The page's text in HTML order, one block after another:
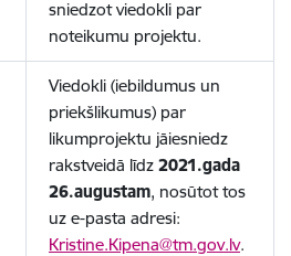
sniedzot viedokli par
noteikumu projektu.
Viedokli (iebildumus un
priekšlikumus) par
likumprojektu jāiesniedz
rakstveidā līdz 2021.gada
26.augustam, nosūtot tos
uz e-pasta adresi:
Kristine.Kipena@tm.gov.lv.